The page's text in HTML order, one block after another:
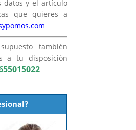
datos y el artículo
que quieres a
también
a tu disposición